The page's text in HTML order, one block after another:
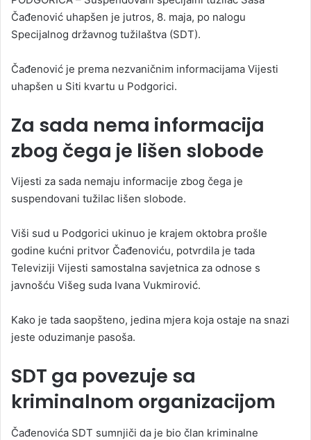
a
n
m
a
Čađenović uhapšen je jutros, 8. maja, po nalogu
Specijalnog državnog tužilaštva (SDT).
Čađenović je prema nezvaničnim informacijama Vijesti
uhapšen u Siti kvartu u Podgorici.
Za sada nema informacija
zbog čega je lišen slobode
Vijesti za sada nemaju informacije zbog čega je
suspendovani tužilac lišen slobode.
Viši sud u Podgorici ukinuo je krajem oktobra prošle
godine kućni pritvor Čađenoviću, potvrdila je tada
Televiziji Vijesti samostalna savjetnica za odnose s
javnošću Višeg suda Ivana Vukmirović.
Kako je tada saopšteno, jedina mjera koja ostaje na snazi
jeste oduzimanje pasoša.
SDT ga povezuje sa
kriminalnom organizacijom
Čađenovića SDT sumnjiči da je bio član kriminalne